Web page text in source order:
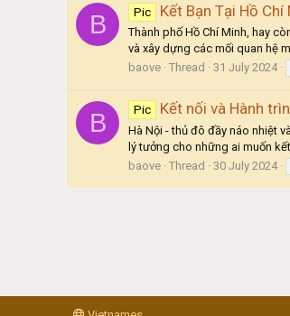
B Pic Kết Bạn Tại Hồ
Thành phố Hồ Chí Minh, hay
và xây dựng các mối quan hệ
baove Thread 31 July 2024
B Pic Kết nối và Hành
Hà Nội - thủ đô đầy náo nhiệt
lý tưởng cho những ai muốn
baove Thread 30 July 2024